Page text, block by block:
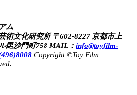
ム
術文化研究所 〒602-8227 京都市上
毘沙門町758 MAIL： info@toyfilm-
Copyright ©Toy Film